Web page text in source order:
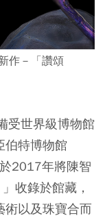
作－「讚頌
受世界級博物館
伯特博物館
2017年將陳智
收錄於館藏，
術以及珠寶合而